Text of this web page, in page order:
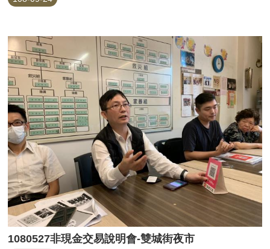
1080527非現金交易說明會-雙城街夜市